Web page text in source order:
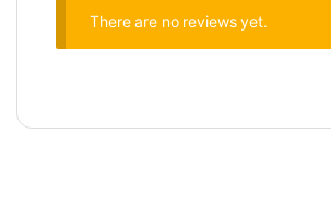
There are no reviews yet.